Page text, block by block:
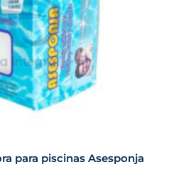
para piscinas Asesponja